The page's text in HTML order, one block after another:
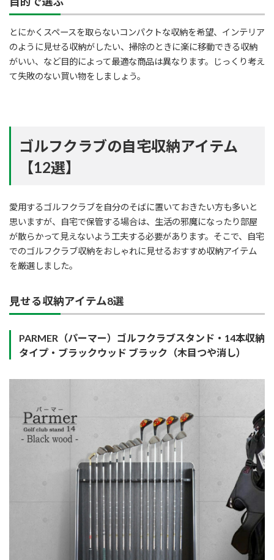
とにかくスペースを取らないコンパクトな収納を希望、インテリア
のように見せる収納がしたい、掃除のときに楽に移動できる収納
がいい、など目的によって最適な商品は異なります。じっくり考え
て失敗のない買い物をしましょう。
ゴルフクラブの自宅収納アイテム
【12選】
愛用するゴルフクラブを自分のそばに置いておきたい方も多いと
思いますが、自宅で保管する場合は、生活の邪魔になったり部屋
が散らかって見えないよう工夫する必要があります。そこで、自宅
でのゴルフクラブ収納をおしゃれに見せるおすすめ収納アイテム
を厳選しました。
見せる収納アイテム8選
PARMER（パーマー）ゴルフクラブスタンド・14本収納
タイプ・ブラックウッド ブラック（木目つや消し）